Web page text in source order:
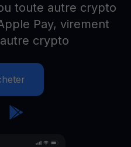
toute autre crypto
Pay, virement
crypto